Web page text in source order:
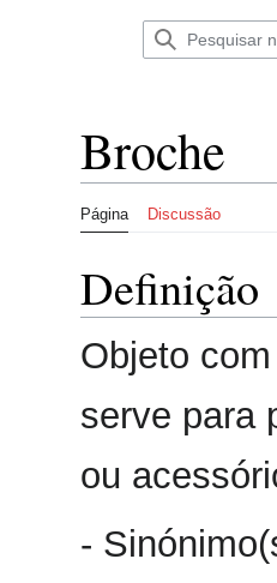
Broche
Página Discussão
Definição
Objeto
serve para
ou
-